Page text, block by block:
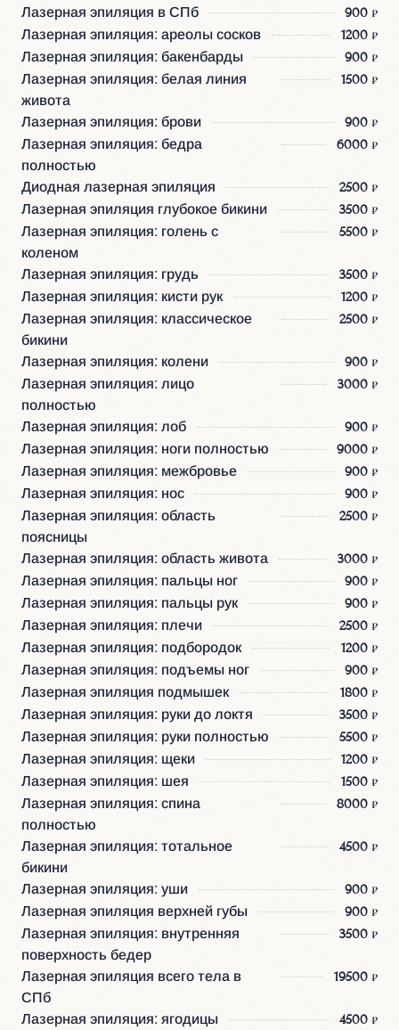
Лазерная эпиляция в СПб 900 ₽
Лазерная эпиляция: ареолы сосков 1200 ₽
Лазерная эпиляция: бакенбарды 900 ₽
Лазерная эпиляция: белая линия
живота
1500 ₽
Лазерная эпиляция: брови 900 ₽
Лазерная эпиляция: бедра
полностью
6000 ₽
Диодная лазерная эпиляция 2500 ₽
Лазерная эпиляция глубокое бикини 3500 ₽
Лазерная эпиляция: голень с
коленом
5500 ₽
Лазерная эпиляция: грудь 3500 ₽
Лазерная эпиляция: кисти рук 1200 ₽
Лазерная эпиляция: классическое
бикини
2500 ₽
Лазерная эпиляция: колени 900 ₽
Лазерная эпиляция: лицо
полностью
3000 ₽
Лазерная эпиляция: лоб 900 ₽
Лазерная эпиляция: ноги полностью 9000 ₽
Лазерная эпиляция: межбровье 900 ₽
Лазерная эпиляция: нос 900 ₽
Лазерная эпиляция: область
поясницы
2500 ₽
Лазерная эпиляция: область живота 3000 ₽
Лазерная эпиляция: пальцы ног 900 ₽
Лазерная эпиляция: пальцы рук 900 ₽
Лазерная эпиляция: плечи 2500 ₽
Лазерная эпиляция: подбородок 1200 ₽
Лазерная эпиляция: подъемы ног 900 ₽
Лазерная эпиляция подмышек 1800 ₽
Лазерная эпиляция: руки до локтя 3500 ₽
Лазерная эпиляция: руки полностью 5500 ₽
Лазерная эпиляция: щеки 1200 ₽
Лазерная эпиляция: шея 1500 ₽
Лазерная эпиляция: спина
полностью
8000 ₽
Лазерная эпиляция: тотальное
бикини
4500 ₽
Лазерная эпиляция: уши 900 ₽
Лазерная эпиляция верхней губы 900 ₽
Лазерная эпиляция: внутренняя
поверхность бедер
3500 ₽
Лазерная эпиляция всего тела в
СПб
19500 ₽
Лазерная эпиляция: ягодицы 4500 ₽